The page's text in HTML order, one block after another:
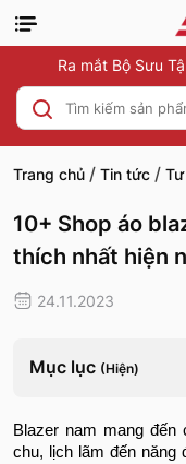
Ra mắt Bộ Sưu
Trang chủ / Tin tức /
10+ Shop áo
thích nhất hiện
24.11.2023
Mục lục (Hiện)
Blazer nam mang
chu, lịch lãm đến năng